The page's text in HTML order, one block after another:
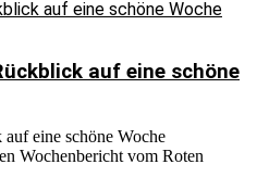
auf eine schöne
eine schöne Woche
Wochenbericht vom Roten